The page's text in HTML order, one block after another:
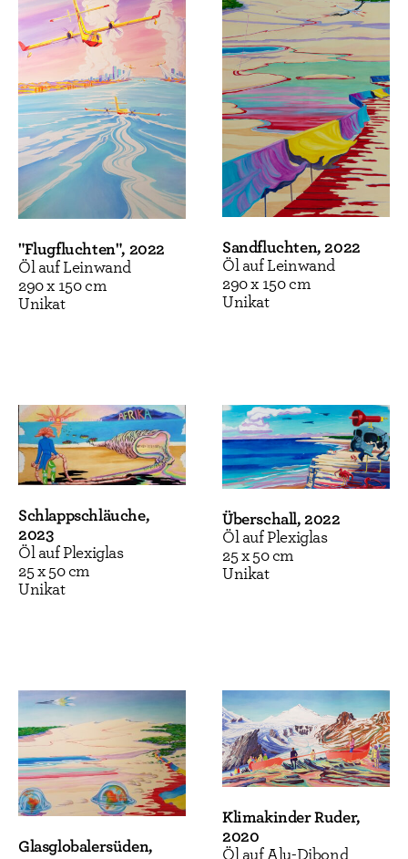
Umgang mit der Welt gewahr zu werden. Der
Betrachter schaut sich selbst beim Leben zu – in
künstlerischer und menschlicher Freiheit
gegenüber der Technik und ihrer angeblichen
Herrschaft.
Sabina Mlodzianowski
"Flugfluchten", 2022
Öl auf Leinwand
290 x 150 cm
Unikat
Sandfluchten, 2022
Öl auf Leinwand
290 x 150 cm
Unikat
Schlappschläuche,
2023
Öl auf Plexiglas
25 x 50 cm
Unikat
Überschall, 2022
Öl auf Plexiglas
25 x 50 cm
Unikat
Glasglobalersüden,
Klimakinder Ruder,
2020
Öl auf Alu-Dibond